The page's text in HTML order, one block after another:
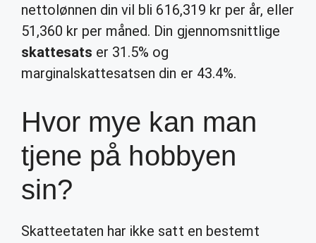
nettolønnen din vil bli 616,319 kr per år, eller
51,360 kr per måned. Din gjennomsnittlige
skattesats er 31.5% og
marginalskattesatsen din er 43.4%.
Hvor mye kan man
tjene på hobbyen
sin?
Skatteetaten har ikke satt en bestemt